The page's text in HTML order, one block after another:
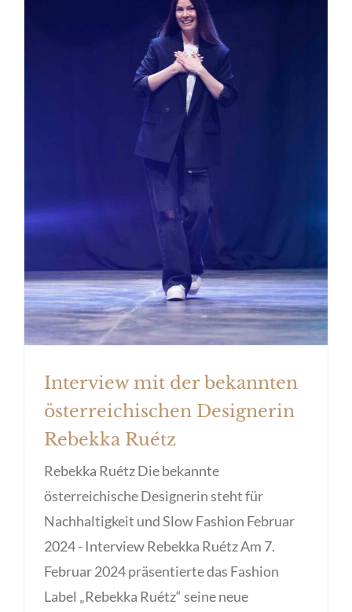
Interview mit der bekannten
österreichischen Designerin
Rebekka Ruétz
Interview mit der bekannten
österreichischen Designerin
Rebekka Ruétz
Rebekka Ruétz Die bekannte
österreichische Designerin steht für
Nachhaltigkeit und Slow Fashion Februar
2024 - Interview Rebekka Ruétz Am 7.
Februar 2024 präsentierte das Fashion
Label „Rebekka Ruétz“ seine neue